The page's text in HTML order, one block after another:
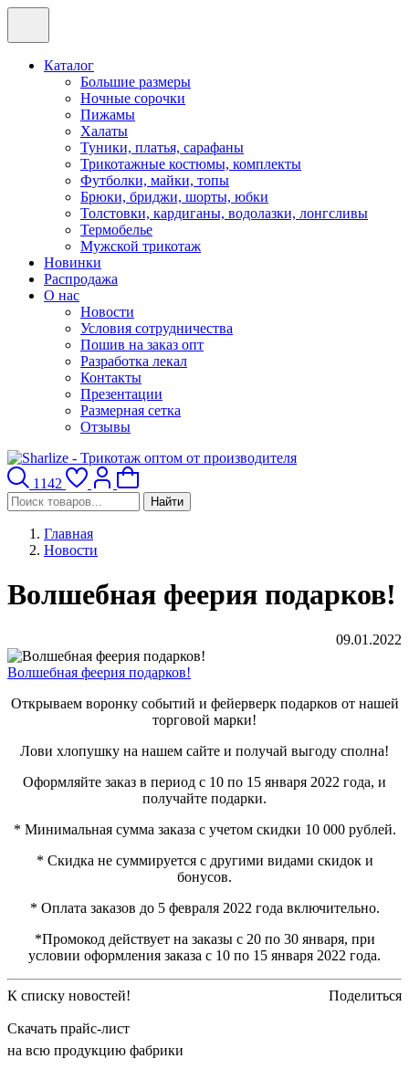
Каталог
Большие размеры
Ночные сорочки
Пижамы
Халаты
Туники, платья, сарафаны
Трикотажные костюмы, комплекты
Футболки, майки, топы
Брюки, бриджи, шорты, юбки
Толстовки, кардиганы, водолазки, лонгсливы
Термобелье
Мужской трикотаж
Новинки
Распродажа
О нас
Новости
Условия сотрудничества
Пошив на заказ опт
Разработка лекал
Контакты
Презентации
Размерная сетка
Отзывы
1142
Найти
Главная
Новости
Волшебная феерия подарков!
09.01.2022
Волшебная феерия подарков!
Открываем воронку событий и фейерверк подарков от нашей
торговой марки!
Лови хлопушку на нашем сайте и получай выгоду сполна!
Оформляйте заказ в период с 10 по 15 января 2022 года, и
получайте подарки.
* Минимальная сумма заказа с учетом скидки 10 000 рублей.
* Скидка не суммируется с другими видами скидок и
бонусов.
* Оплата заказов до 5 февраля 2022 года включительно.
*Промокод действует на заказы с 20 по 30 января, при
условии оформления заказа с 10 по 15 января 2022 года.
К списку новостей! Поделиться
Скачать прайс-лист
на всю продукцию фабрики